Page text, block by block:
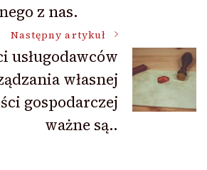
z nas.
Następny artykuł
usługodawców
własnej
gospodarczej
ważne są..